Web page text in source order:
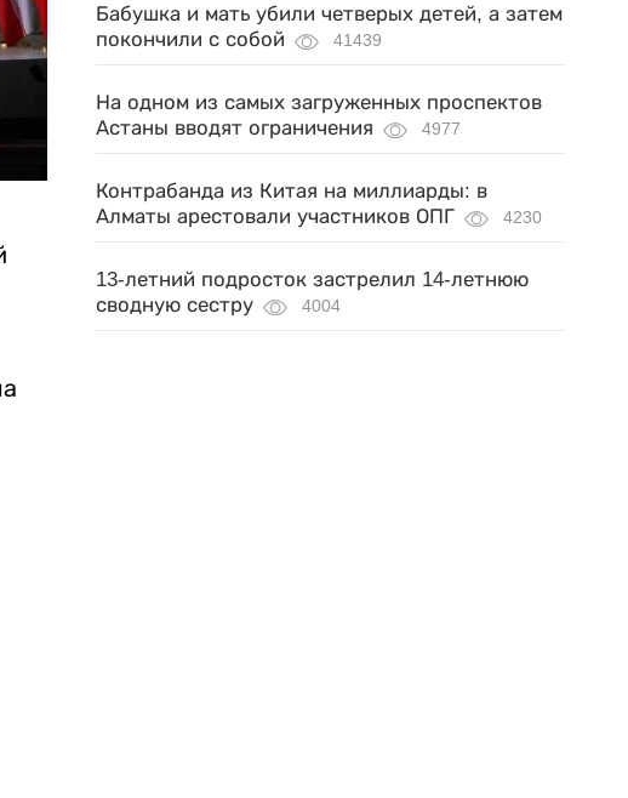
Бабушка и мать убили четверых детей, а затем
покончили с собой
41439
На одном из самых загруженных проспектов
Астаны вводят ограничения
4977
Контрабанда из Китая на миллиарды: в
Алматы арестовали участников ОПГ
4230
13-летний подросток застрелил 14-летнюю
сводную сестру
4004